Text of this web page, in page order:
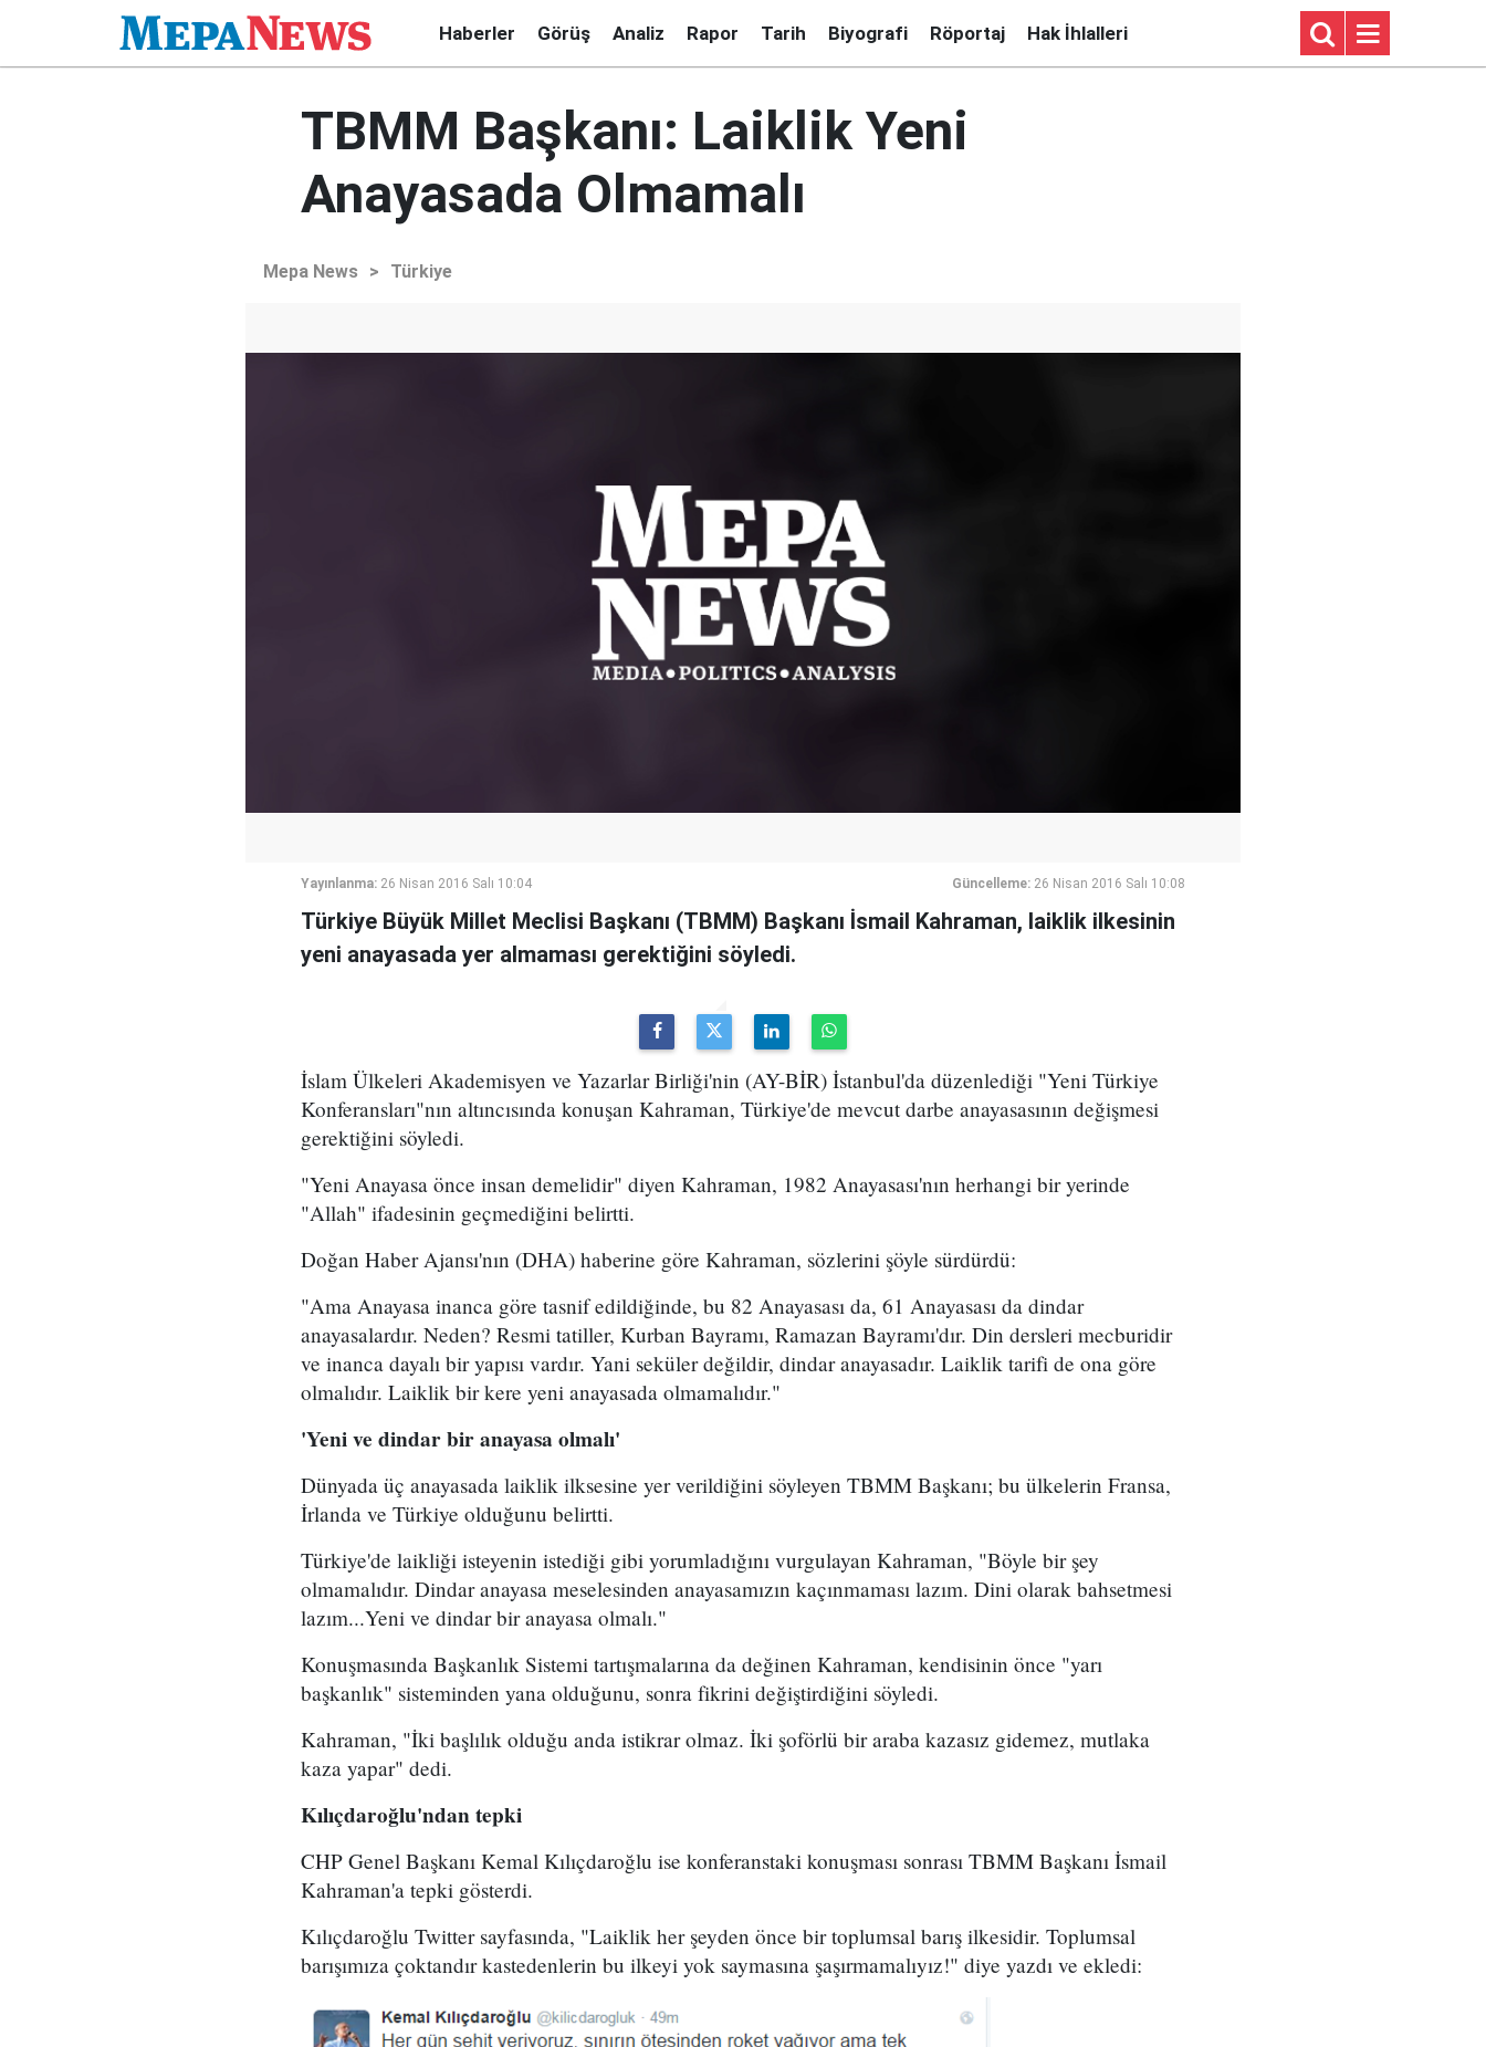
Haberler Görüş Analiz Rapor Tarih Biyografi Röportaj Hak İhlalleri
TBMM Başkanı: Laiklik Yeni
Anayasada Olmamalı
Mepa News > Türkiye
Yayınlanma: 26 Nisan 2016 Salı 10:04 Güncelleme: 26 Nisan 2016 Salı 10:08
Türkiye Büyük Millet Meclisi Başkanı (TBMM) Başkanı İsmail Kahraman, laiklik ilkesinin
yeni anayasada yer almaması gerektiğini söyledi.
İslam Ülkeleri Akademisyen ve Yazarlar Birliği'nin (AY-BİR) İstanbul'da düzenlediği "Yeni Türkiye
Konferansları"nın altıncısında konuşan Kahraman, Türkiye'de mevcut darbe anayasasının değişmesi
gerektiğini söyledi.
"Yeni Anayasa önce insan demelidir" diyen Kahraman, 1982 Anayasası'nın herhangi bir yerinde
"Allah" ifadesinin geçmediğini belirtti.
Doğan Haber Ajansı'nın (DHA) haberine göre Kahraman, sözlerini şöyle sürdürdü:
"Ama Anayasa inanca göre tasnif edildiğinde, bu 82 Anayasası da, 61 Anayasası da dindar
anayasalardır. Neden? Resmi tatiller, Kurban Bayramı, Ramazan Bayramı'dır. Din dersleri mecburidir
ve inanca dayalı bir yapısı vardır. Yani seküler değildir, dindar anayasadır. Laiklik tarifi de ona göre
olmalıdır. Laiklik bir kere yeni anayasada olmamalıdır."
'Yeni ve dindar bir anayasa olmalı'
Dünyada üç anayasada laiklik ilksesine yer verildiğini söyleyen TBMM Başkanı; bu ülkelerin Fransa,
İrlanda ve Türkiye olduğunu belirtti.
Türkiye'de laikliği isteyenin istediği gibi yorumladığını vurgulayan Kahraman, "Böyle bir şey
olmamalıdır. Dindar anayasa meselesinden anayasamızın kaçınmaması lazım. Dini olarak bahsetmesi
lazım...Yeni ve dindar bir anayasa olmalı."
Konuşmasında Başkanlık Sistemi tartışmalarına da değinen Kahraman, kendisinin önce "yarı
başkanlık" sisteminden yana olduğunu, sonra fikrini değiştirdiğini söyledi.
Kahraman, "İki başlılık olduğu anda istikrar olmaz. İki şoförlü bir araba kazasız gidemez, mutlaka
kaza yapar" dedi.
Kılıçdaroğlu'ndan tepki
CHP Genel Başkanı Kemal Kılıçdaroğlu ise konferanstaki konuşması sonrası TBMM Başkanı İsmail
Kahraman'a tepki gösterdi.
Kılıçdaroğlu Twitter sayfasında, "Laiklik her şeyden önce bir toplumsal barış ilkesidir. Toplumsal
barışımıza çoktandır kastedenlerin bu ilkeyi yok saymasına şaşırmamalıyız!" diye yazdı ve ekledi: